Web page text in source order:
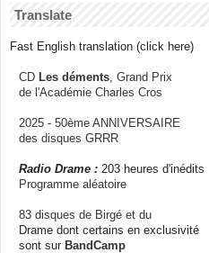
Translate
Fast English translation (click here)
CD Les déments , Grand Prix
de l'Académie Charles Cros
2025 - 50ème ANNIVERSAIRE
des disques GRRR
Radio Drame : 203 heures d'inédits
Programme aléatoire
83 disques de Birgé et du
Drame dont certains en exclusivité
sont sur BandCamp